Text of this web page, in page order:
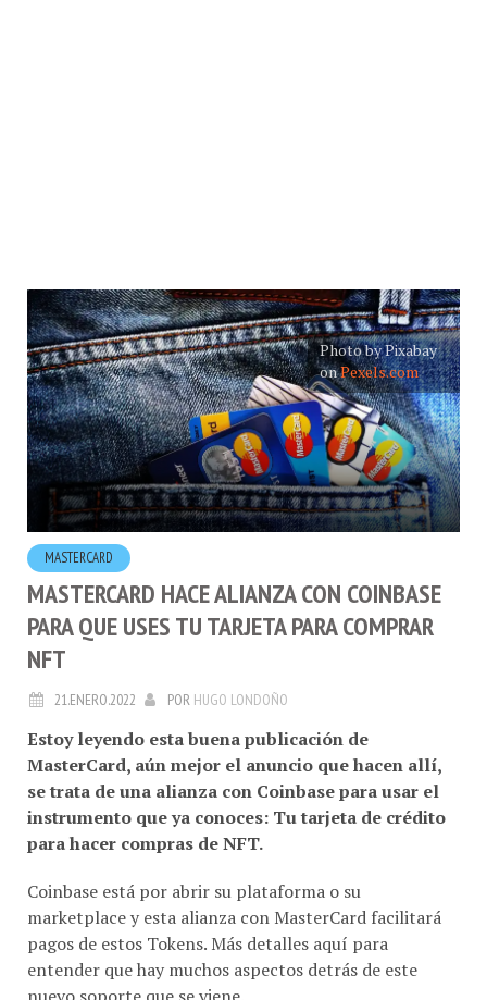
Photo by Pixabay
onPexels.com
MASTERCARD
MASTERCARD HACE ALIANZA CON COINBASE
PARA QUE USES TU TARJETA PARA COMPRAR
NFT
21.ENERO.2022
Estoy leyendo esta buena publicación de
MasterCard, aún mejor el anuncio que hacen allí,
se trata de una alianza con Coinbase para usar el
instrumento que ya conoces: Tu tarjeta de crédito
para hacer compras de NFT.
marketplace y esta alianza con MasterCard facilitará
pagos de estos Tokens. Más detalles aquí para
entender que hay muchos aspectos detrás de este
nuevo soporte que se viene.